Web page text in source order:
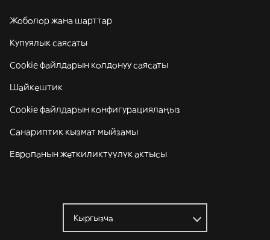
Жоболор жана шарттар
Купуялык саясаты
Cookie файлдарын колдонуу саясаты
Шайкештик
Cookie файлдарын конфигурациялаңыз
Санариптик кызмат мыйзамы
Европанын жеткиликтүүлүк актысы